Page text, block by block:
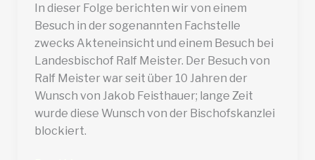
In dieser Folge berichten wir von einem
Besuch in der sogenannten Fachstelle
zwecks Akteneinsicht und einem Besuch bei
Landesbischof Ralf Meister. Der Besuch von
Ralf Meister war seit über 10 Jahren der
Wunsch von Jakob Feisthauer; lange Zeit
wurde diese Wunsch von der Bischofskanzlei
blockiert.